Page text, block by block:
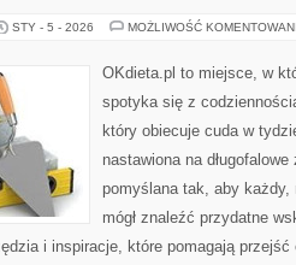
STY - 5 - 2026 MOŻLIWOŚĆ
OKdieta.pl to miejsce, w
spotyka się z
który obiecuje cuda w
nastawiona na
pomyślana tak, aby
mógł znaleźć przydatne
i inspiracje, które pomagają